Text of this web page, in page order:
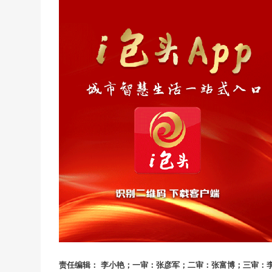
责任编辑： 李小艳；一审：张彦军；二审：张富博；三审：